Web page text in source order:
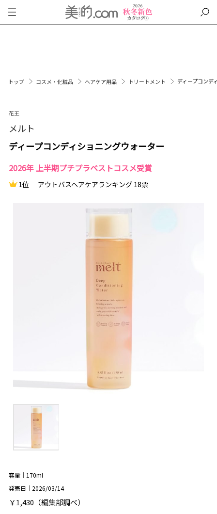
トップ コスメ・化粧品 ヘアケア用品 トリートメント ディープコンデ
花王
メルト
ディープコンディショニングウォーター
2026年 上半期プチプラベストコスメ受賞
1位 アウトバスヘアケアランキング 18票
容量｜170ml
発売日｜2026/03/14
￥1,430（編集部調べ）